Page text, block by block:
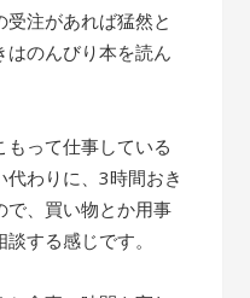
注があれば猛然と
はのんびり本を読ん
もって仕事している
わりに、3時間おき
で、買い物とか用事
する感じです。